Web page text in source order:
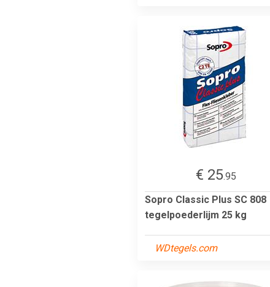
€ 25.95
Sopro Classic Plus SC 808
tegelpoederlijm 25 kg
WDtegels.com